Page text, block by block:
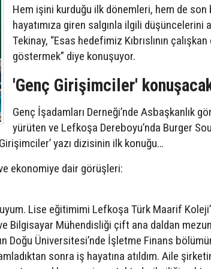
Hem işini kurduğu ilk dönemleri, hem de son
hayatımıza giren salgınla ilgili düşüncelerini
Tekinay, “Esas hedefimiz Kıbrıslının
göstermek” diye konuşuyor.
'Genç Girişimciler'
Genç İşadamları Derneği’nde Asbaşkanlık
yürüten ve Lefkoşa Dereboyu’nda Burger
yazı dizisinin ilk konuğu…
ekonomiye dair görüşleri:
Lise eğitimimi Lefkoşa Türk Maarif
Bilgisayar Mühendisliği çift ana daldan
Doğu Üniversitesi’nde İşletme Finans
sonra iş hayatına atıldım. Aile